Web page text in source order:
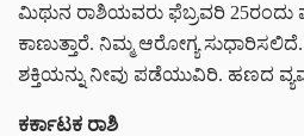
ಮಿಥುನ ರಾಶಿಯವರು ಫೆಬ್ರವರಿ 25ರಂದು
ಕಾಣುತ್ತಾರೆ. ನಿಮ್ಮ ಆರೋಗ್ಯ
ಶಕ್ತಿಯನ್ನು ನೀವು ಪಡೆಯುವಿರಿ. ಹಣದ
ಕರ್ಕಾಟಕ ರಾಶಿ